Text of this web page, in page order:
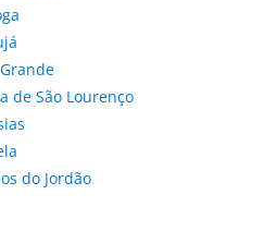
de São Lourenço
do Jordão